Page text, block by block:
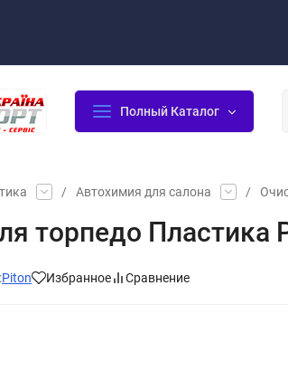
Полный Каталог
/ Автохимия для салона /
торпедо
Piton Избранное Сравнение